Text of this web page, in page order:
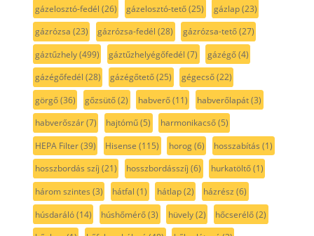
gázelosztó-fedél (26) gázelosztó-tető(25) gázlap(23)
gázrózsa (23) gázrózsa-fedél (28) gázrózsa-tető(27)
gáztűzhely(499) gáztűzhelyégőfedél (7) gázégő(4)
gázégőfedél (28) gázégőtető(25) gégecső(22)
görgő(36) gőzsütő(2) habverő(11) habverőlapát(3)
habverőszár(7) hajtómű(5) harmonikacső(5)
HEPA Filter(39) Hisense (115) horog(6) hosszabítás (1)
hosszbordás szíj (21) hosszbordásszíj (6) hurkatöltő(1)
három szintes (3) hátfal (1) hátlap(2) házrész (6)
húsdaráló(14) húshőmérő(3) hüvely(2) hőcserélő(2)